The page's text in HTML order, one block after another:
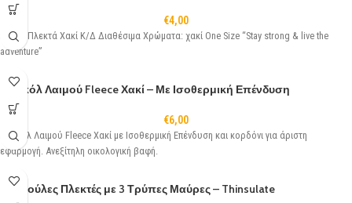
€4,00
Γάντια Πλεκτά Χακί Κ/Δ Διαθέσιμα Χρώματα: χακί One Size “Stay strong & live the
adventure”
Κασκόλ Λαιμού Fleece Χακί – Με Ισοθερμική Επένδυση
€6,00
Κασκόλ Λαιμού Fleece Χακί με Ισοθερμική Επένδυση και κορδόνι για άριστη
εφαρμογή. Ανεξίτηλη οικολογική βαφή.
Κουκούλες Πλεκτές με 3 Τρύπες Μαύρες – Thinsulate